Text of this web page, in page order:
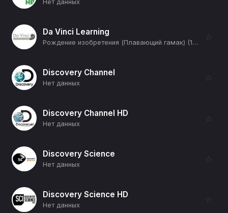
Нет данных
Da Vinci Learning
Рождение изобретения (Плавающий гамак) (12+)
☆
Discovery Channel
Нет данных
☆
Discovery Channel HD
Нет данных
☆
Discovery Science
Нет данных
☆
Discovery Science HD
Нет данных
☆